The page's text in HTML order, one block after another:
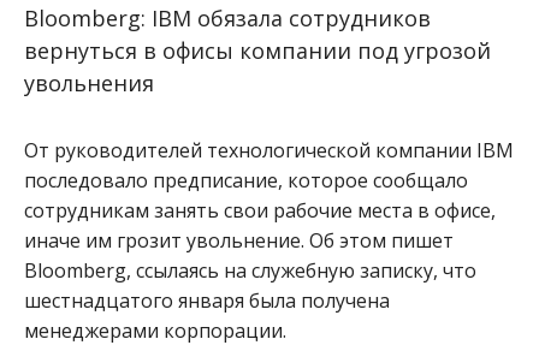
Bloomberg: IBM обязала сотрудников
вернуться в офисы компании под угрозой
увольнения
От руководителей технологической компании IBM
последовало предписание, которое сообщало
сотрудникам занять свои рабочие места в офисе,
иначе им грозит увольнение. Об этом пишет
Bloomberg, ссылаясь на служебную записку, что
шестнадцатого января была получена
менеджерами корпорации.